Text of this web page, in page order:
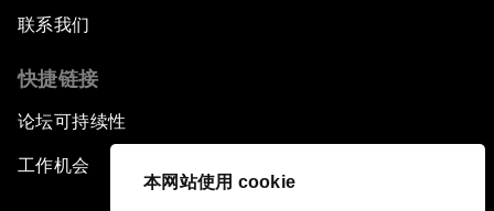
本网站使用 cookie
联系我们
快捷链接
论坛可持续性
工作机会